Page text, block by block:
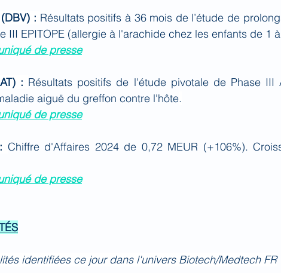
: Résultats positifs à 36 mois de l’étude de
III EPITOPE (allergie à l'arachide chez les enfants de 1
de presse
: Résultats positifs de l'étude pivotale de Phase III
aiguë du greffon contre l'hôte.
de presse
Chiffre d'Affaires 2024 de 0,72 MEUR (+106%).
de presse
identifiées ce jour dans l'univers Biotech/Medtech FR